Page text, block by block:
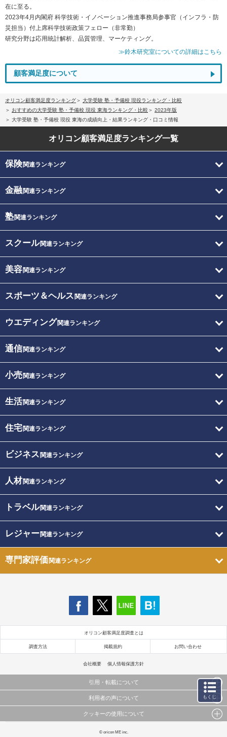
在に至る。
2023年4月内閣府 科学技術・イノベーション推進事務局参事官（インフラ・防
災担当）付上席科学技術政策フェロー（非常勤）
研究分野は応用統計解析、品質管理、マーケティング。
≫鈴木研究室についての詳細はこちら
顧客満足度について
オリコン顧客満足度ランキング
大学受験 塾・予備校 現役ランキング・比較
おすすめの大学受験 塾・予備校 現役 東海ランキング・比較
2023年版
大学受験 塾・予備校 現役 東海の成績向上・結果ランキング・口コミ情報
オリコン顧客満足度ランキング一覧
保険関連ランキング
金融関連ランキング
塾関連ランキング
スクール関連ランキング
美容関連ランキング
スポーツ＆ヘルス 関連ランキング
ウエディング関連ランキング
通信関連ランキング
小売関連ランキング
生活関連ランキング
住宅関連ランキング
ビジネス 関連ランキング
人材関連ランキング
トラベル関連ランキング
レジャー関連ランキング
専門家評価関連ランキング
オリコン顧客満足度調査とは
調査方法 掲載規約 お問い合わせ
会社概要 個人情報保護方針
引用・転載について
当サイトで公開されている情報（文字、写真、イラスト、画像データ等）及びこれらの配置・
これらの情報を権利者の許可なく無断転載・複製などの二次利用を行うことは固く禁じており
利用者の声について
当サイトに掲載している内容はすべてサービスの利用者が提出された見解・感想です。
弊社の見解・ 意見ではないことをご理解いただいた上でご覧ください。
クッキーの使用について
このサイトでは Cookie を使用して、ユーザーに合わせたコンテンツや広告の表示、ソーシャル
© oricon ME inc.
もくじ